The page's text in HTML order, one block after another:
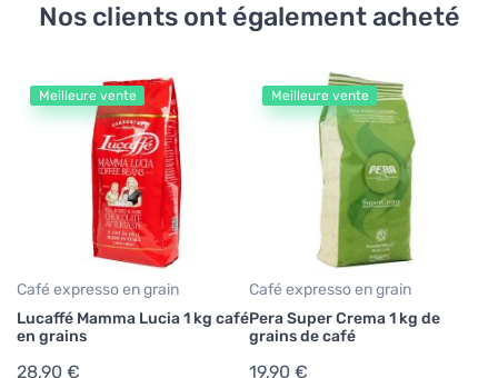
Nos clients ont également acheté
Meilleure vente
Café expresso en grain
Lucaffé Mamma Lucia 1 kg café
en grains
28,90 €
Meilleure vente
Café expresso en grain
Pera Super Crema 1 kg de
grains de café
19,90 €